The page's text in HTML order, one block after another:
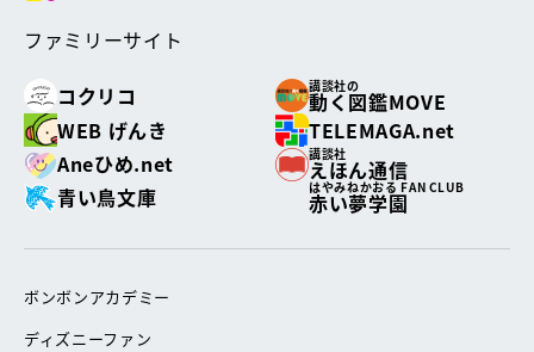
ファミリーサイト
コクリコ
講談社の
動く図鑑MOVE
WEB げんき
TELEMAGA.net
Aneひめ.net
講談社
えほん通信
青い鳥文庫
はやみねかおる FAN CLUB
赤い夢学園
ボンボンアカデミー
ディズニーファン